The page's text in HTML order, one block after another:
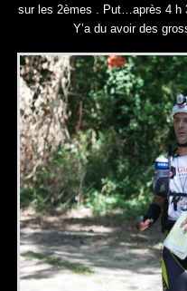
sur les 2èmes . Put…après 4 h
Y’a du avoir des